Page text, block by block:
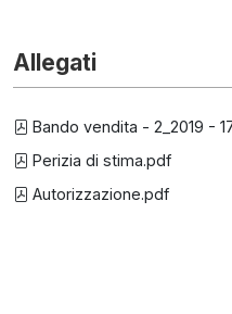
Allegati
Bando vendita - 2_2019 -
Perizia di stima.pdf
Autorizzazione.pdf